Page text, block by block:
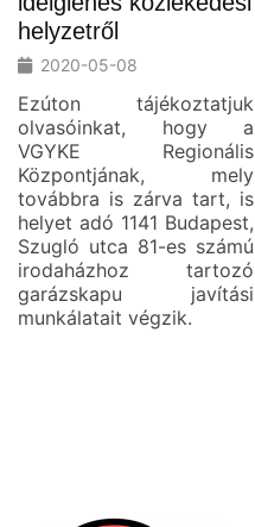
helyzetről
2020-05-08
Ezúton tájékoztatjuk
olvasóinkat, hogy a
VGYKE Regionális
Központjának, mely
továbbra is zárva tart, is
helyet adó 1141 Budapest,
Szugló utca 81-es számú
irodaházhoz tartozó
garázskapu javítási
munkálatait végzik.